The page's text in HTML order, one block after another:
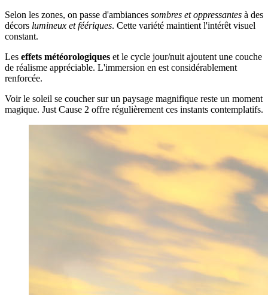
Selon les zones, on passe d'ambiances sombres et oppressantes à des
décors lumineux et féériques. Cette variété maintient l'intérêt visuel
constant.
Les effets météorologiques et le cycle jour/nuit ajoutent une couche
de réalisme appréciable. L'immersion en est considérablement
renforcée.
Voir le soleil se coucher sur un paysage magnifique reste un moment
magique. Just Cause 2 offre régulièrement ces instants contemplatifs.